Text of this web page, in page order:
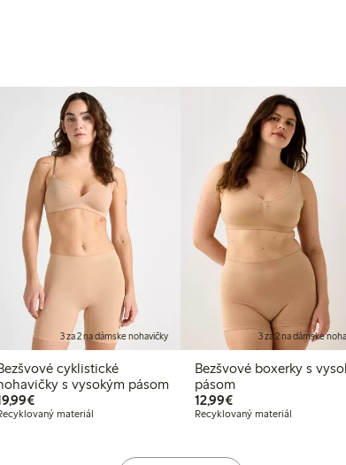
3 za 2 na dámske nohavičky
cyklistické
s vysokým pásom
19,99 €
materiál
3 za 2 na dámske
Bezšvové boxerky s
pásom
12,99€12,99 €
Recyklovaný materiál